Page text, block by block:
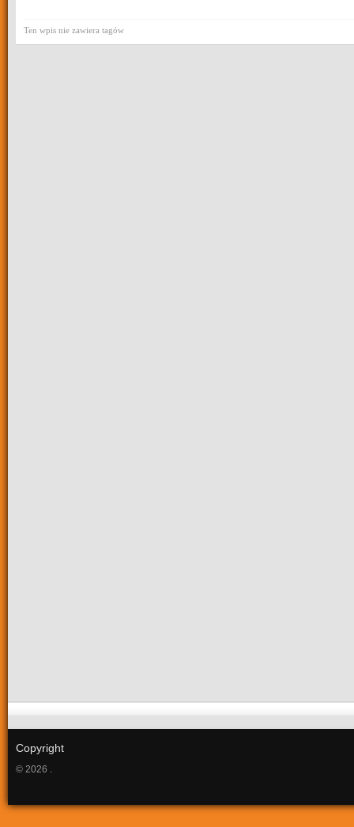
Ten wpis nie zawiera tagów
Copyright
© 2026 .